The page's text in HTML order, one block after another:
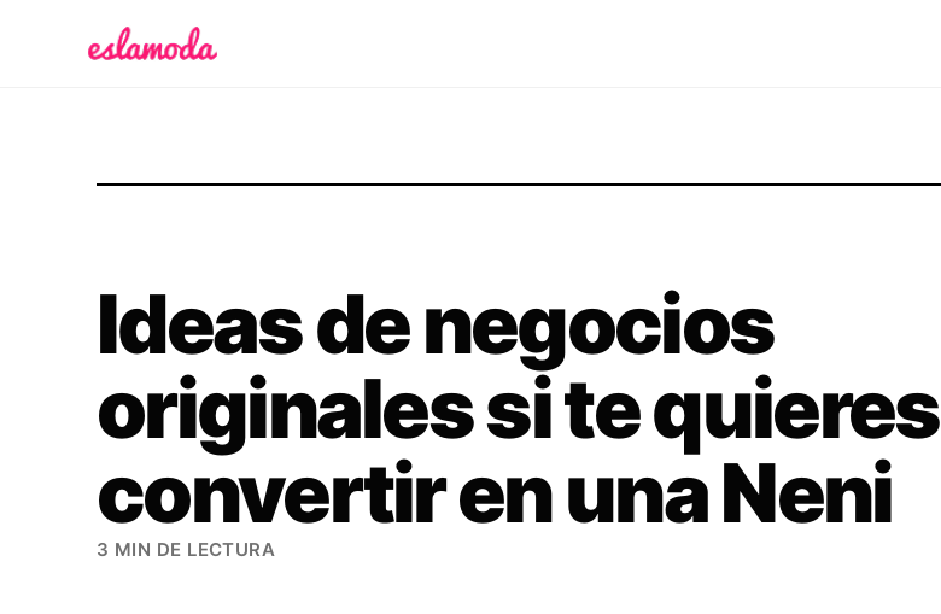
Ideas de negocios
originales si te quieres
convertir en una Neni
3 MIN DE LECTURA